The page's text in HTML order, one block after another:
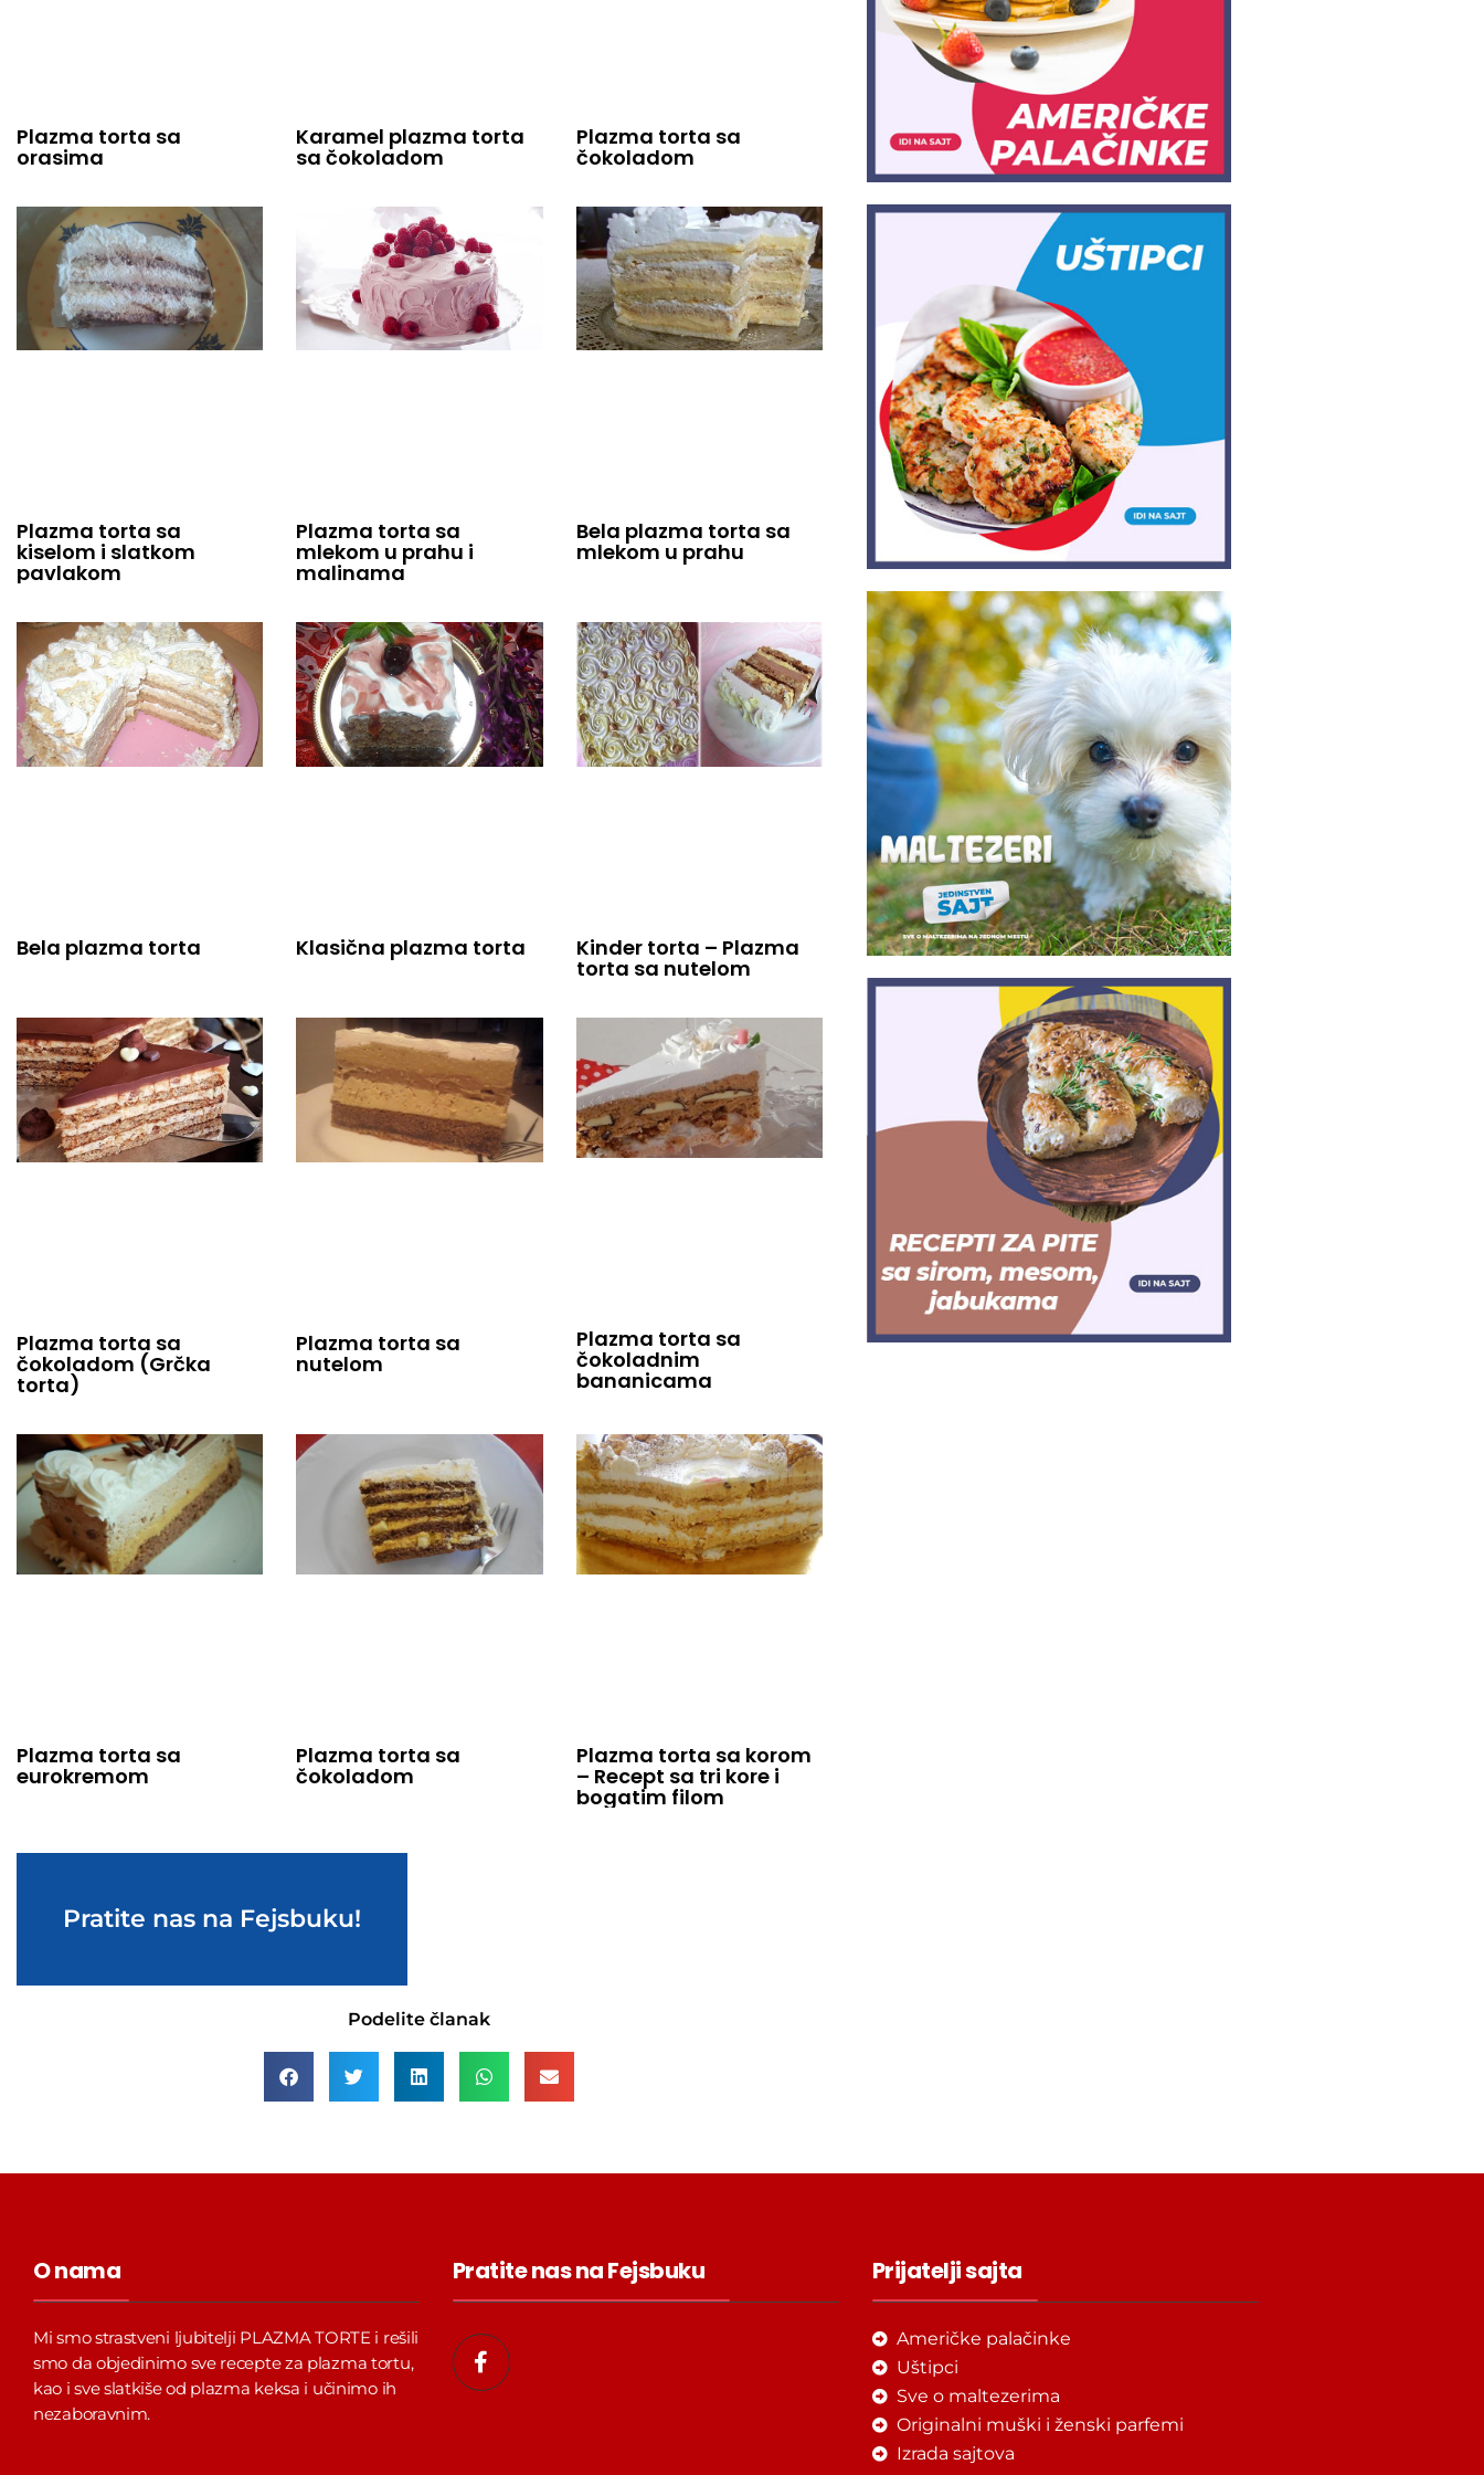
Plazma torta sa
orasima
Karamel plazma torta
sa čokoladom
Plazma torta sa
čokoladom
Plazma torta sa
kiselom i slatkom
pavlakom
Plazma torta sa
mlekom u prahu i
malinama
Bela plazma torta sa
mlekom u prahu
Bela plazma torta Klasična plazma torta Kinder torta – Plazma
torta sa nutelom
Plazma torta sa
čokoladom (Grčka
torta)
Plazma torta sa
nutelom
Plazma torta sa
čokoladnim
bananicama
Plazma torta sa
eurokremom
Plazma torta sa
čokoladom
Plazma torta sa korom
– Recept sa tri kore i
bogatim filom
Pratite nas na Fejsbuku!
Podelite članak
O nama
Mi smo strastveni ljubitelji PLAZMA TORTE i rešili
smo da objedinimo sve recepte za plazma tortu,
kao i sve slatkiše od plazma keksa i učinimo ih
nezaboravnim.
Pratite nas na Fejsbuku
F
a
c
Prijatelji sajta
Američke palačinke
Uštipci
Sve o maltezerima
Originalni muški i ženski parfemi
Izrada sajtova